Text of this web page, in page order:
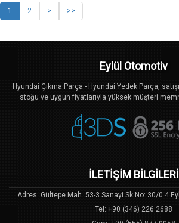
1 2 > >>
Eylül Otomotiv
Hyundai Çıkma Parça - Hyundai Yedek Parça,
stoğu ve uygun fiyatlarıyla yüksek müşteri
İLETİŞİM BİLGİLERİ
Adres: Gültepe Mah. 53-3 Sanayi Sk No: 30/0 4
Tel: +90 (346) 226 2688